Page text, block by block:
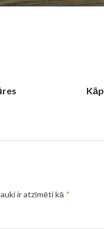
ir atzīmēti kā *